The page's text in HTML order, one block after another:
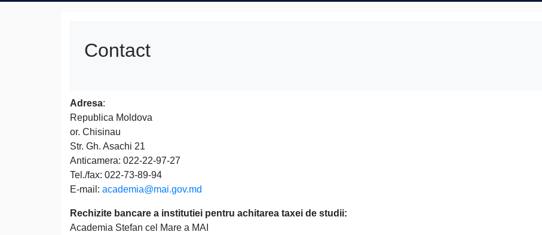
Contact
Adresa:
Republica Moldova
or. Chisinau
Str. Gh. Asachi 21
Anticamera: 022-22-97-27
Tel./fax: 022-73-89-94
E-mail: academia@mai.gov.md
Rechizite bancare a institutiei pentru achitarea taxei de studii:
Academia Stefan cel Mare a MAI